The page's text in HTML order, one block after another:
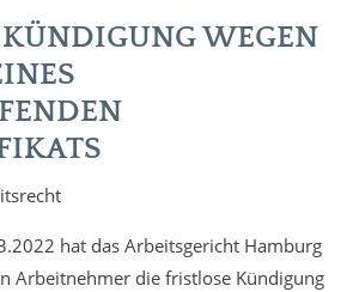
KÜNDIGUNG WEGEN
hat das Arbeitsgericht Hamburg
Arbeitnehmer die fristlose Kündigung